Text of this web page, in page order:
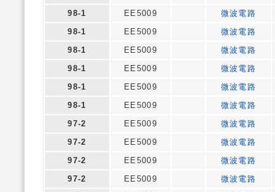
98-1
EE5009
微波電路
98-1
EE5009
微波電路
98-1
EE5009
微波電路
98-1
EE5009
微波電路
98-1
EE5009
微波電路
98-1
EE5009
微波電路
97-2
EE5009
微波電路
97-2
EE5009
微波電路
97-2
EE5009
微波電路
97-2
EE5009
微波電路